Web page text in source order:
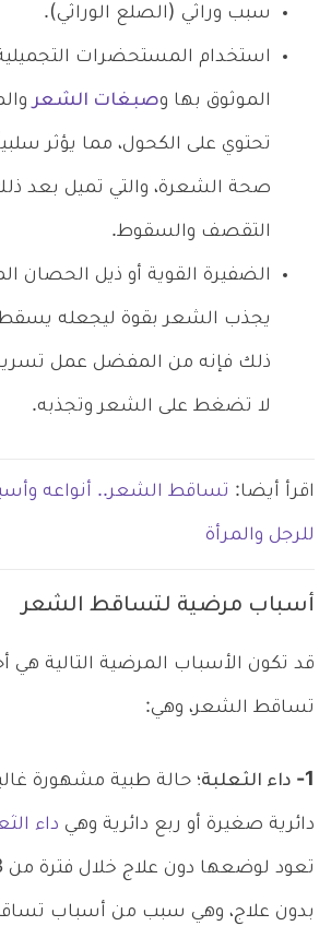
سبب وراثي ( الصلع الوراثي).
استخدام المستحضرات
الموثوق بها وصبغات الشعر
تحتوي على الكحول، مما يؤثر
صحة الشعرة، والتي تميل بعد
التقصف والسقوط.
الضفيرة القوية أو ذيل الحصان
يجذب الشعر بقوة ليجعله
ذلك فإنه من المفضل عمل
لا تضغط على الشعر وتجذبه.
اقرأ أيضا: تساقط الشعر.. أنواعه
للرجل والمرأة
أسباب مرضية لتساقط الشعر
قد تكون الأسباب المرضية التالية هي
تساقط الشعر، وهي:
1- داء الثعلبة؛ حالة طبية مشهورة
دائرية صغيرة أو ربع دائرية وهي داء
بدون علاج، وهي سبب من أسباب